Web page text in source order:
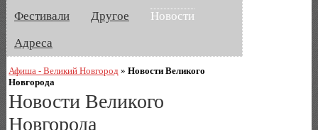
Фестивали
Другое
Новости
Адреса
Афиша - Великий Новгород »Новости Великого
Новгорода
Новости Великого
Новгорода